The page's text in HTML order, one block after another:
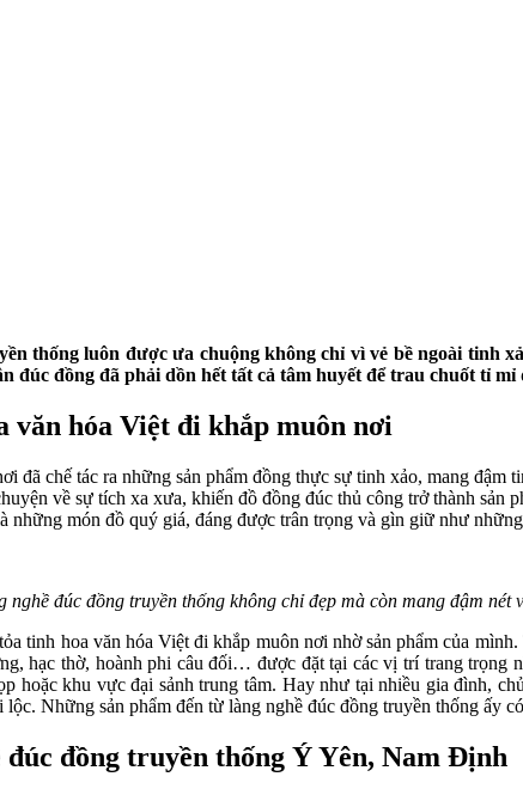
thống luôn được ưa chuộng không chỉ vì vẻ bề ngoài tinh
đồng đã phải dồn hết tất cả tâm huyết để trau chuốt tỉ mỉ
văn hóa Việt đi khắp muôn nơi
đã chế tác ra những sản phẩm đồng thực sự tinh xảo, mang
về sự tích xa xưa, khiến đồ đồng đúc thủ công trở thành
những món đồ quý giá, đáng được trân trọng và gìn giữ như
nghề đúc đồng truyền thống không chỉ đẹp mà còn mang đậm nét
tinh hoa văn hóa Việt đi khắp muôn nơi nhờ sản phẩm của
hạc thờ, hoành phi câu đối… được đặt tại các vị trí trang trọng
hoặc khu vực đại sảnh trung tâm. Hay như tại nhiều gia đình,
Những sản phẩm đến từ làng nghề đúc đồng truyền thống ấy
đồng truyền thống Ý Yên, Nam Định